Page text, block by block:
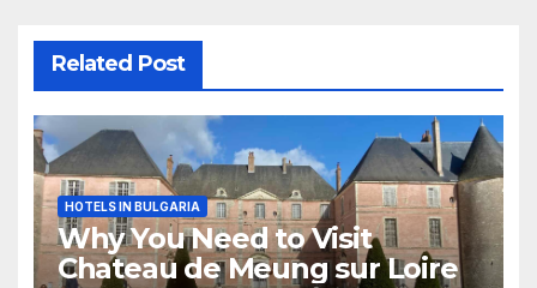
Related Post
HOTELS IN BULGARIA
Why You Need to Visit
Chateau de Meung sur Loire